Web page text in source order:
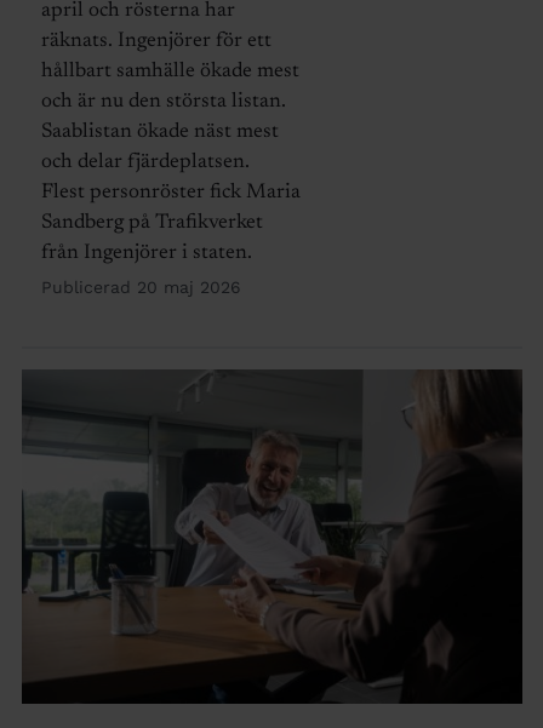
april och rösterna har
räknats. Ingenjörer för ett
hållbart samhälle ökade mest
och är nu den största listan.
Saablistan ökade näst mest
och delar fjärdeplatsen.
Flest personröster fick Maria
Sandberg på Trafikverket
från Ingenjörer i staten.
Publicerad 20 maj 2026